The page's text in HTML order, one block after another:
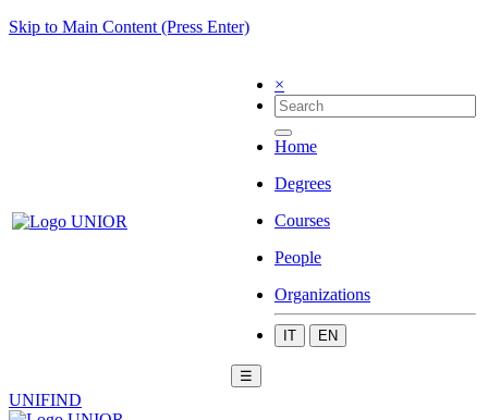
Skip to Main Content (Press Enter)
×
Home
Degrees
Courses
People
Organizations
IT EN
☰
UNIFIND